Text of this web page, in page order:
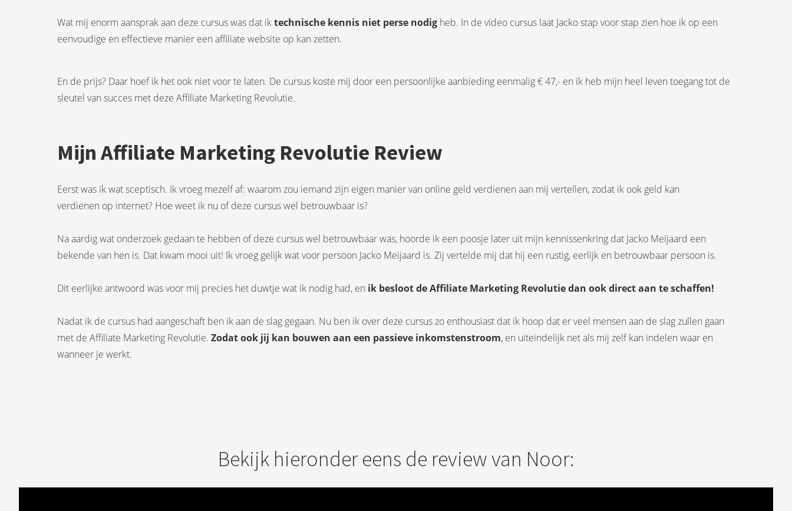
Wat mij enorm aansprak aan deze cursus was dat iktechnische kennis niet perse nodig heb. In de video cursus laat Jacko stap voor stap zien hoe ik op een
eenvoudige en effectieve manier een affiliate website op kan zetten.
En de prijs? Daar hoef ik het ook niet voor te laten. De cursus koste mij door een persoonlijke aanbieding eenmalig € 47,- en ik heb mijn heel leven toegang tot de
sleutel van succes met deze Affiliate Marketing Revolutie.
Mijn Affiliate Marketing Revolutie Review
Eerst was ik wat sceptisch. Ik vroeg mezelf af: waarom zou iemand zijn eigen manier van online geld verdienen aan mij vertellen, zodat ik ook geld kan
verdienen op internet? Hoe weet ik nu of deze cursus wel betrouwbaar is?
Na aardig wat onderzoek gedaan te hebben of deze cursus wel betrouwbaar was, hoorde ik een poosje later uit mijn kennissenkring dat Jacko Meijaard een
bekende van hen is. Dat kwam mooi uit! Ik vroeg gelijk wat voor persoon Jacko Meijaard is. Zij vertelde mij dat hij een rustig, eerlijk en betrouwbaar persoon is.
Dit eerlijke antwoord was voor mij precies het duwtje wat ik nodig had, en ik besloot de Affiliate Marketing Revolutie dan ook direct aan te schaffen!
Nadat ik de cursus had aangeschaft ben ik aan de slag gegaan. Nu ben ik over deze cursus zo enthousiast dat ik hoop dat er veel mensen aan de slag zullen gaan
met de Affiliate Marketing Revolutie. Zodat ook jij kan bouwen aan een passieve inkomstenstroom, en uiteindelijk net als mij zelf kan indelen waar en
wanneer je werkt.
Bekijk hieronder eens de review van Noor: